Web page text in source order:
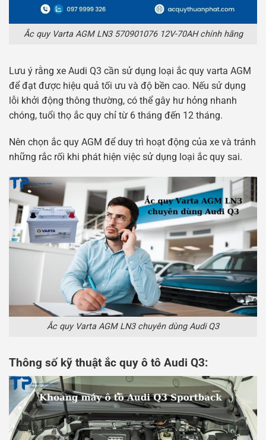
Ắc quy Varta AGM LN3 570901076 12V-70AH chính hãng
Lưu ý rằng xe Audi Q3 cần sử dụng loại ắc quy varta AGM
để đạt được hiệu quả tối ưu và độ bền cao. Nếu sử dụng
lỗi khởi động thông thường, có thể gây hư hỏng nhanh
chóng, tuổi thọ ắc quy chỉ từ 6 tháng đến 12 tháng.
Nên chọn ắc quy AGM để duy trì hoạt động của xe và tránh
những rắc rối khi phát hiện việc sử dụng loại ắc quy sai.
Ắc quy Varta AGM LN3 chuyên dùng Audi Q3
Thông số kỹ thuật ắc quy ô tô Audi Q3: